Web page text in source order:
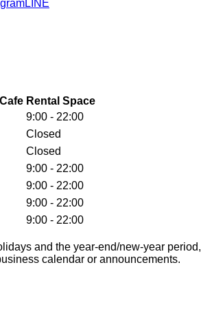
LINE
Rental Space
9:00 - 22:00
Closed
Closed
9:00 - 22:00
9:00 - 22:00
9:00 - 22:00
9:00 - 22:00
and the year-end/new-year period,
calendar or announcements.